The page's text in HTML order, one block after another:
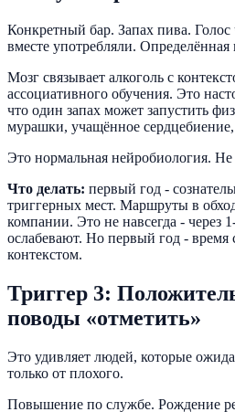
Конкретный бар. Запах пива. Голос
вместе употребляли.
Мозг связывает алкоголь с
ассоциативного обучения. Это
что один запах может запустить
мурашки, учащённое
Это нормальная нейробиология. Не
Что делать: первый год -
триггерных мест. Маршруты в
компании. Это не навсегда - через
ослабевают. Но первый год - время
контекстом.
Триггер 3:
поводы «отметить»
Это удивляет людей, которые
только от плохого.
Повышение по службе. Рождение